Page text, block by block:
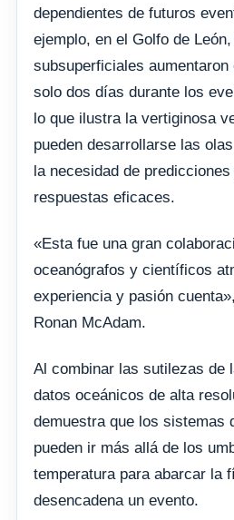
dependientes de futuros
ejemplo, en el Golfo de
subsuperficiales aumentaron
solo dos días durante los
lo que ilustra la vertiginosa
pueden desarrollarse las
la necesidad de
respuestas eficaces.
«Esta fue una gran
oceanógrafos y científicos
experiencia y pasión
Ronan McAdam.
Al combinar las sutilezas de
datos oceánicos de alta
demuestra que los sistemas
pueden ir más allá de los
temperatura para abarcar la
desencadena un evento.